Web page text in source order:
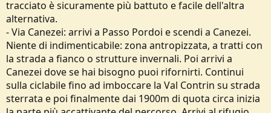
Lago Caladora (un paio di km dopo Passo Valles)
Campigol dell’Oltro (un paio di km dopo il Rif.Treviso)
Pascoli di Neva (nelle vicinanze del Rif.Boz)
A livello logistico sto ragionando sul trasporto di cibo per massimo
2/3 giorni di cammino, appoggiarmi a mio fratello che lavora a
Canazei per un primo resupply e al Rif.Treviso (che è a mezz’ora di
cammino da casa mia) per un secondo rifornimento. Al Treviso
inoltre lascerei anche il kit ferrata, non più necessario una volta
tracciato è sicuramente più battuto e facile dell'altra
alternativa.
- Via Canezei: arrivi a Passo Pordoi e scendi a Canezei.
Niente di indimenticabile: zona antropizzata, a tratti con
la strada a fianco o strutture invernali. Poi arrivi a
Canezei dove se hai bisogno puoi rifornirti. Continui
sulla ciclabile fino ad imboccare la Val Contrin su strada
sterrata e poi finalmente dai 1900m di quota circa inizia